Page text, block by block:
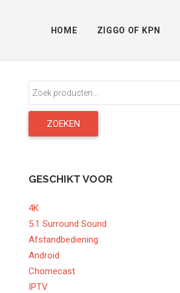
HOME ZIGGO OF KPN
Zoeken
naar:
ZOEKEN
GESCHIKT VOOR
4K
5.1 Surround Sound
Afstandbediening
Android
Chomecast
IPTV